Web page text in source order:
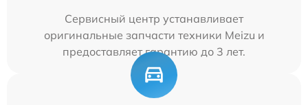
Сервисный центр устанавливает
оригинальные запчасти техники Meizu и
предоставляет гарантию до 3 лет.